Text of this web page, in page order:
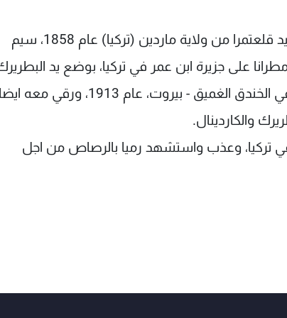
والجدير بالذكر ان الشهيد المطران ميخائيل ملكي هو من مواليد قلعتمرا من ولاية ماردين (تركيا) عام 1858، سيم
ليصبح مطرانا على جزيرة ابن عمر في تركيا، بوضع يد
مار اغناطيوس افرام الثاني رحماني، في كاتدرائية مار جرجس في الخندق الغميق - بيروت، عام 1913، ورقي معه ايضا
والكاردينال.
في تركيا، وعذب واستشهد رميا بالرصاص من اجل